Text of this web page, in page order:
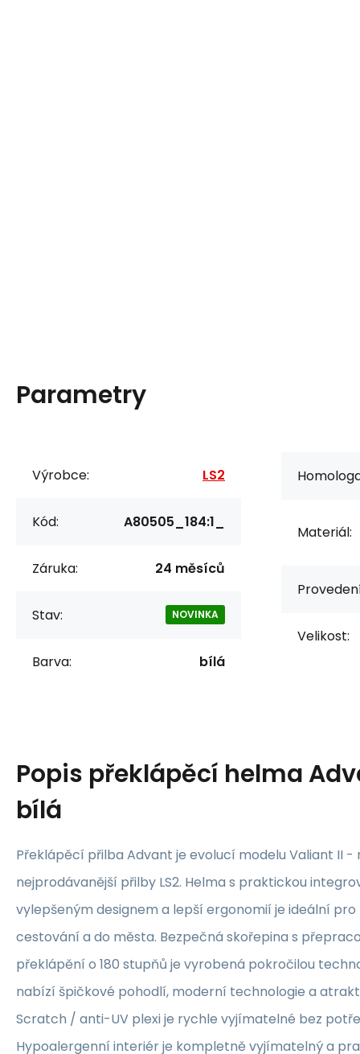
Parametry
Výrobce: LS2
Kód: A80505_184:1_
Záruka: 24 měsíců
Stav: NOVINKA
Barva: bílá
Materiál:
Velikost:
Popis překlápěcí helma
bílá
Překlápěcí přilba Advant je evolucí modelu Valiant II -
nejprodávanější přilby LS2. Helma s praktickou
vylepšeným designem a lepší ergonomií je ideální pro
cestování a do města. Bezpečná skořepina s
překlápění o 180 stupňů je vyrobená pokročilou
nabízí špičkové pohodlí, moderní technologie a
Scratch / anti-UV plexi je rychle vyjímatelné bez
Hypoalergenní interiér je kompletně vyjímatelný a